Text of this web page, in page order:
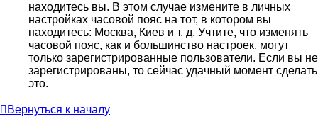
находитесь вы. В этом случае измените в личных
настройках часовой пояс на тот, в котором вы
находитесь: Москва, Киев и т. д. Учтите, что изменять
часовой пояс, как и большинство настроек, могут
только зарегистрированные пользователи. Если вы не
зарегистрированы, то сейчас удачный момент сделать
это.
Вернуться к началу